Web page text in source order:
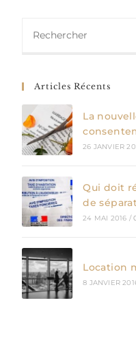
Articles Récents
La
26 JANVIER
Qui doit
de
24 MAI 2016 /
Location
8 JANVIER